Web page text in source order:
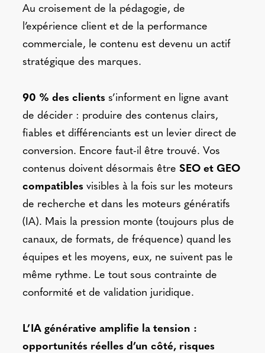
Au croisement de la pédagogie, de
l’expérience client et de la performance
commerciale, le contenu est devenu un actif
stratégique des marques.
90 % des clientss’informent en ligne avant
de décider : produire des contenus clairs,
fiables et différenciants est un levier direct de
conversion. Encore faut-il être trouvé. Vos
contenus doivent désormais être SEO et GEO
compatiblesvisibles à la fois sur les moteurs
de recherche et dans les moteurs génératifs
(IA). Mais la pression monte (toujours plus de
canaux, de formats, de fréquence) quand les
équipes et les moyens, eux, ne suivent pas le
même rythme. Le tout sous contrainte de
conformité et de validation juridique.
L’IA générative amplifie la tension :
opportunités réelles d’un côté, risques